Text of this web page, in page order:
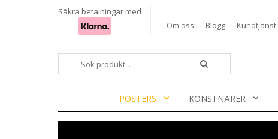
Säkra betalningar med
Om oss
Blogg Kundtjänst
POSTERS KONSTNÄRER